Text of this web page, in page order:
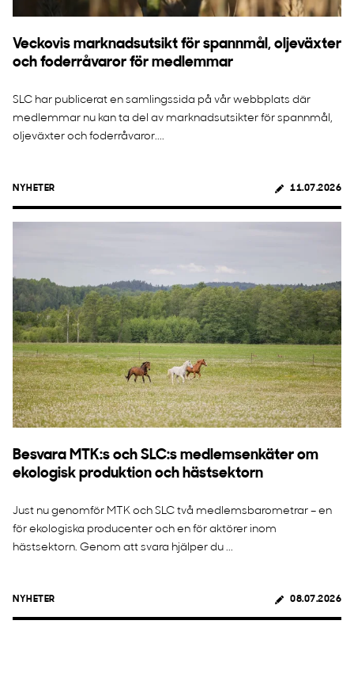
Veckovis marknadsutsikt för spannmål, oljeväxter
och foderråvaror för medlemmar
SLC har publicerat en samlingssida på vår webbplats där
medlemmar nu kan ta del av marknadsutsikter för spannmål,
oljeväxter och foderråvaror....
NYHETER 11.07.2026
Besvara MTK:s och SLC:s medlemsenkäter om
ekologisk produktion och hästsektorn
Just nu genomför MTK och SLC två medlemsbarometrar – en
för ekologiska producenter och en för aktörer inom
hästsektorn. Genom att svara hjälper du ...
NYHETER 08.07.2026